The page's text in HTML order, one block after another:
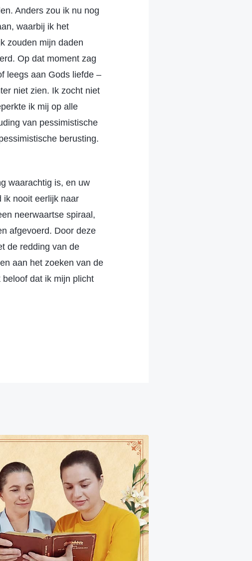
Anders zou ik nu nog
waarbij ik het
zouden mijn daden
Op dat moment zag
leegs aan Gods liefde –
niet zien. Ik zocht niet
ik mij op alle
van pessimistische
berusting.
waarachtig is, en uw
ik nooit eerlijk naar
neerwaartse spiraal,
afgevoerd. Door deze
de redding van de
aan het zoeken van de
dat ik mijn plicht